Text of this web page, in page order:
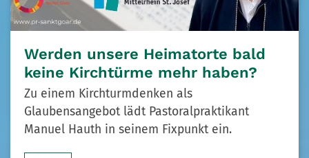
Werden unsere Heimatorte bald
keine Kirchtürme mehr haben?
Zu einem Kirchturmdenken als
Glaubensangebot lädt Pastoralpraktikant
Manuel Hauth in seinem Fixpunkt ein.